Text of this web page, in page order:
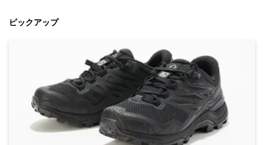
ピックアップ